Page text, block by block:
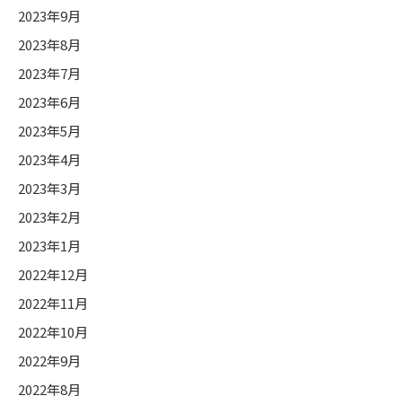
2023年9月
2023年8月
2023年7月
2023年6月
2023年5月
2023年4月
2023年3月
2023年2月
2023年1月
2022年12月
2022年11月
2022年10月
2022年9月
2022年8月